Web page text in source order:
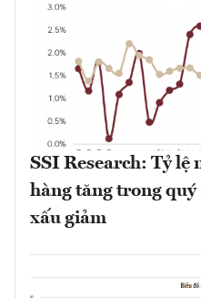
SSI Research: Tỷ lệ
hàng tăng trong
xấu giảm